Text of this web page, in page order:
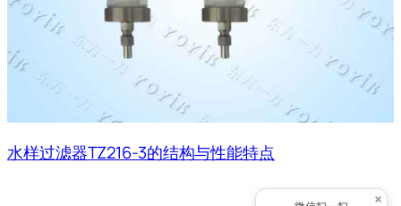
水样过滤器TZ216-3的结构与性能特点
×